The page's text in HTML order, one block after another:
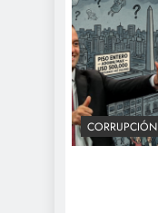
CORRUPCIÓN